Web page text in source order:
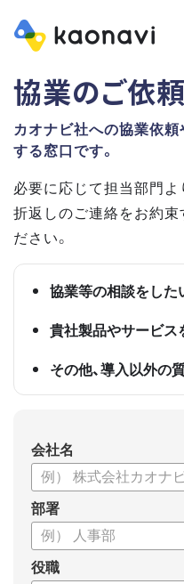
協業のご依
カオナビ社への協業依
する窓口です。
必要に応じて担当部門よ
折返しのご連絡をお約束
ださい。
協業等の相談をした
貴社製品やサービ
その他、導入以外の
会社名
部署
役職